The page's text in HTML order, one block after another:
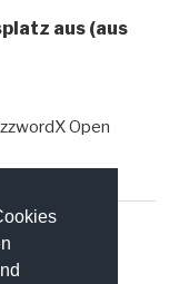
aus (aus
Open
können